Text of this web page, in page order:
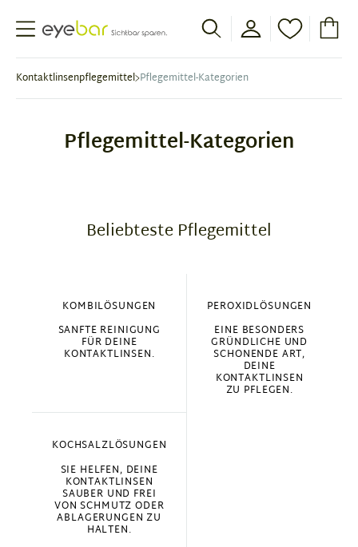
Abele Optic
Kontaktlinsenpflegemittel Pflegemittel-Kategorien
Pflegemittel-Kategorien
Beliebteste Pflegemittel
KOMBILÖSUNGEN
SANFTE REINIGUNG
FÜR DEINE
KONTAKTLINSEN.
PEROXIDLÖSUNGEN
EINE BESONDERS
GRÜNDLICHE UND
SCHONENDE ART,
DEINE
KONTAKTLINSEN
ZU PFLEGEN.
KOCHSALZLÖSUNGEN
SIE HELFEN, DEINE
KONTAKTLINSEN
SAUBER UND FREI
VON SCHMUTZ ODER
ABLAGERUNGEN ZU
HALTEN.